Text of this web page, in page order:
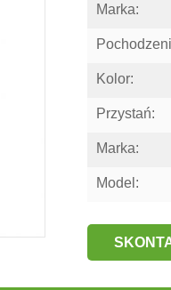
Marka:
Kolor:
Przystań:
Marka:
Model: